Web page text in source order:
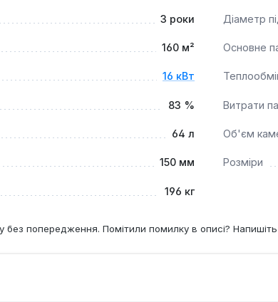
3 роки Діаметр
160 м² Основне
16 кВт
83 % Витрати
64 л Об'єм
150 мм Розміри
196 кг
без попередження. Помітили помилку в описі?